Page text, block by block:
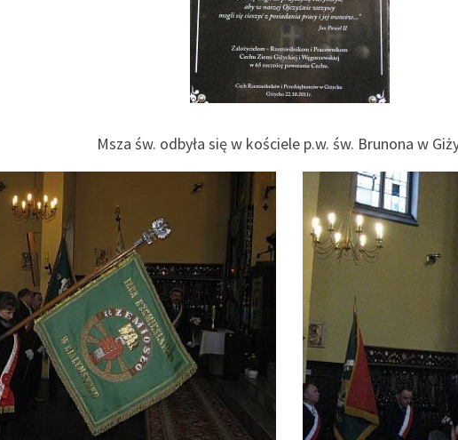
Msza św. odbyła się w kościele p.w. św. Brunona w